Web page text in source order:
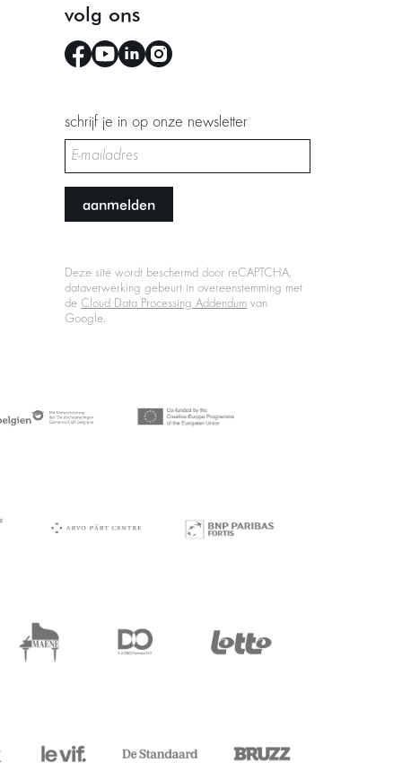
volg ons
schrijf je in op onze newsletter
aanmelden
Deze site wordt beschermd door reCAPTCHA,
dataverwerking gebeurt in overeenstemming met
de Cloud Data Processing Addendum van
Google.